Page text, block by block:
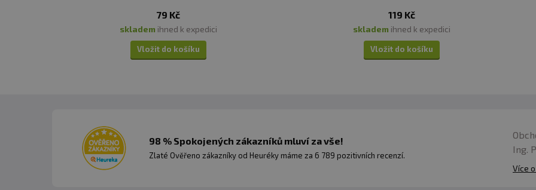
79 Kč
skladem ihned k expedici
Vložit do košíku
119 Kč
skladem ihned k expedici
Vložit do košíku
98 % Spokojených zákazníků mluví za vše!
Zlaté Ověřeno zákazníky od Heuréky máme za 6 789 pozitivních recenzí.
Ing.
Více